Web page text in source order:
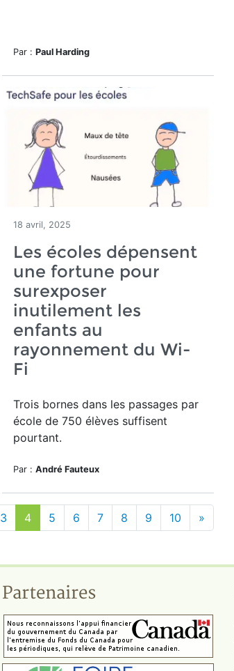
Par : Paul Harding
18 avril, 2025
Les écoles dépensent
une fortune pour
surexposer
inutilement les
enfants au
rayonnement du Wi-
Fi
Trois bornes dans les passages par
école de 750 élèves suffisent
pourtant.
Par : André Fauteux
3 4 5 6 7 8 9 10 »
Partenaires